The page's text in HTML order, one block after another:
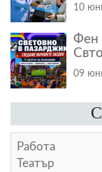
10
Фен
09
Работа
Театър